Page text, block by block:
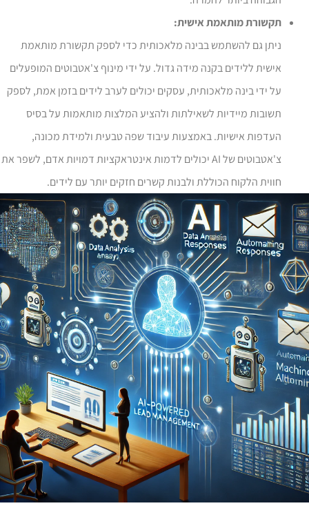
תקשורת מותאמת אישית:
ניתן גם להשתמש בבינה מלאכותית כדי לספק תקשורת מותאמת
אישית ללידים בקנה מידה גדול. על ידי מינוף צ'אטבוטים המופעלים
על ידי בינה מלאכותית, עסקים יכולים לערב לידים בזמן אמת, לספק
תשובות מיידיות לשאילתות ולהציע המלצות מותאמות על בסיס
העדפות אישיות. באמצעות עיבוד שפה טבעית ולמידת מכונה,
צ'אטבוטים של AI יכולים לדמות אינטראקציות דמויות אדם, לשפר את
חווית הלקוח הכוללת ולבנות קשרים חזקים יותר עם לידים.